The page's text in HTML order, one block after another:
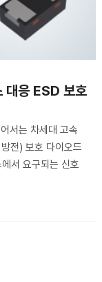
대응 ESD 보호
서는 차세대 고속
전) 보호 다이오드
서 요구되는 신호